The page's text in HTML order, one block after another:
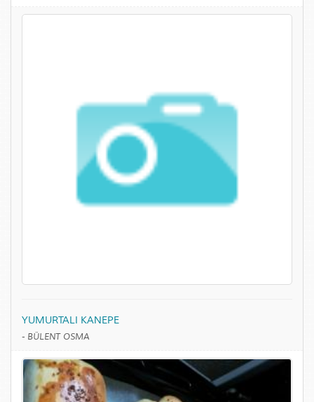
YUMURTALI KANEPE
- BÜLENT OSMA